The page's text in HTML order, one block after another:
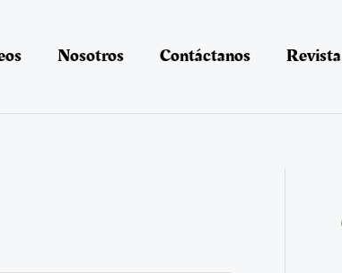
Nosotros Contáctanos Revista